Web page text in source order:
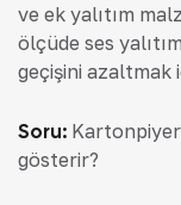
ve ek yalıtım
ölçüde ses
geçişini azaltmak
Soru: Kartonpiyer
gösterir?